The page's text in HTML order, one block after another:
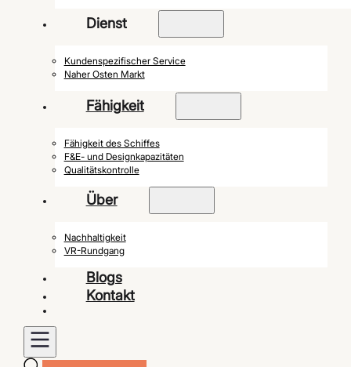
Dienst
Kundenspezifischer Service
Naher Osten Markt
Fähigkeit
Fähigkeit des Schiffes
F&E- und Designkapazitäten
Qualitätskontrolle
Über
Nachhaltigkeit
VR-Rundgang
Blogs
Kontakt